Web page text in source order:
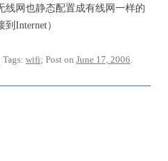
线网也静态配置成有线网一样的
Internet）
Tags: wifi; Post on June 17, 2006.